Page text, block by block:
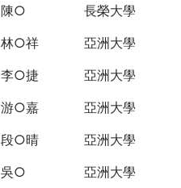
陳○ 長榮大學
林○祥 亞洲大學
李○捷 亞洲大學
游○嘉 亞洲大學
段○晴 亞洲大學
吳○ 亞洲大學